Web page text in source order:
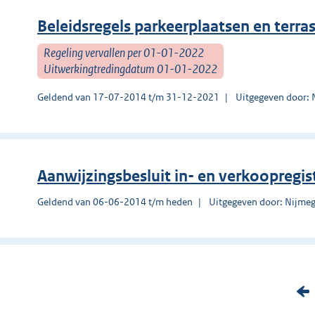
Beleidsregels parkeerplaatsen en
Regeling vervallen per 01-01-2022
Uitwerkingtredingdatum 01-01-2022
Geldend van 17-07-2014 t/m 31-12-2021 Uitgegeven door:
Aanwijzingsbesluit in- en
Geldend van 06-06-2014 t/m heden Uitgegeven door:
V